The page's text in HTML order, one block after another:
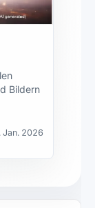
Bildern
Jan. 2026